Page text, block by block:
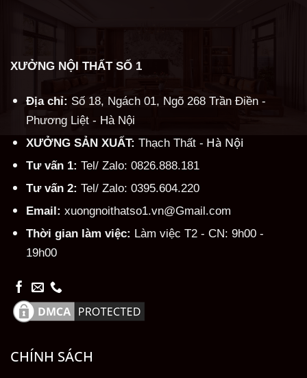
XƯỞNG NỘI THẤT SỐ 1
Địa chỉ: Số 18, Ngách 01, Ngõ 268 Trần Điền -
Phương Liệt - Hà Nội
XƯỞNG SẢN XUẤT: Thạch Thất - Hà Nội
Tư vấn 1: Tel/ Zalo: 0826.888.181
Tư vấn 2: Tel/ Zalo: 0395.604.220
Email: xuongnoithatso1.vn@Gmail.com
Thời gian làm việc: Làm việc T2 - CN: 9h00 -
19h00
CHÍNH SÁCH